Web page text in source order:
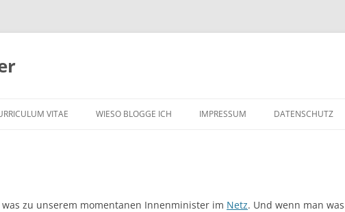
VITAE WIESO BLOGGE ICH IMPRESSUM DATENSCHUTZ
zu unserem momentanen Innenminister im Netz. Und wenn man was